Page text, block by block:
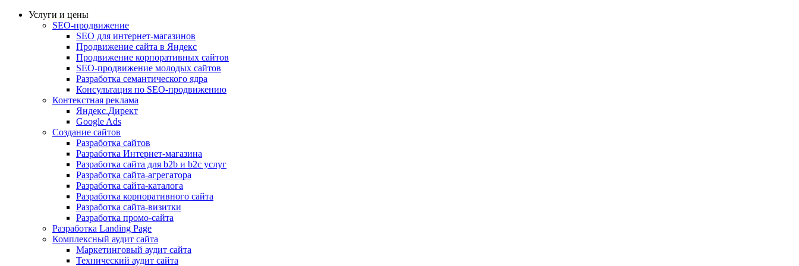
Услуги и цены
SEO-продвижение
SEO для интернет-магазинов
Продвижение сайта в Яндекс
Продвижение корпоративных сайтов
SEO-продвижение молодых сайтов
Разработка семантического ядра
Консультация по SEO-продвижению
Контекстная реклама
Яндекс.Директ
Google Ads
Создание сайтов
Разработка сайтов
Разработка Интернет-магазина
Разработка сайта для b2b и b2c услуг
Разработка сайта-агрегатора
Разработка сайта-каталога
Разработка корпоративного сайта
Разработка сайта-визитки
Разработка промо-сайта
Разработка Landing Page
Комплексный аудит сайта
Маркетинговый аудит сайта
Технический аудит сайта